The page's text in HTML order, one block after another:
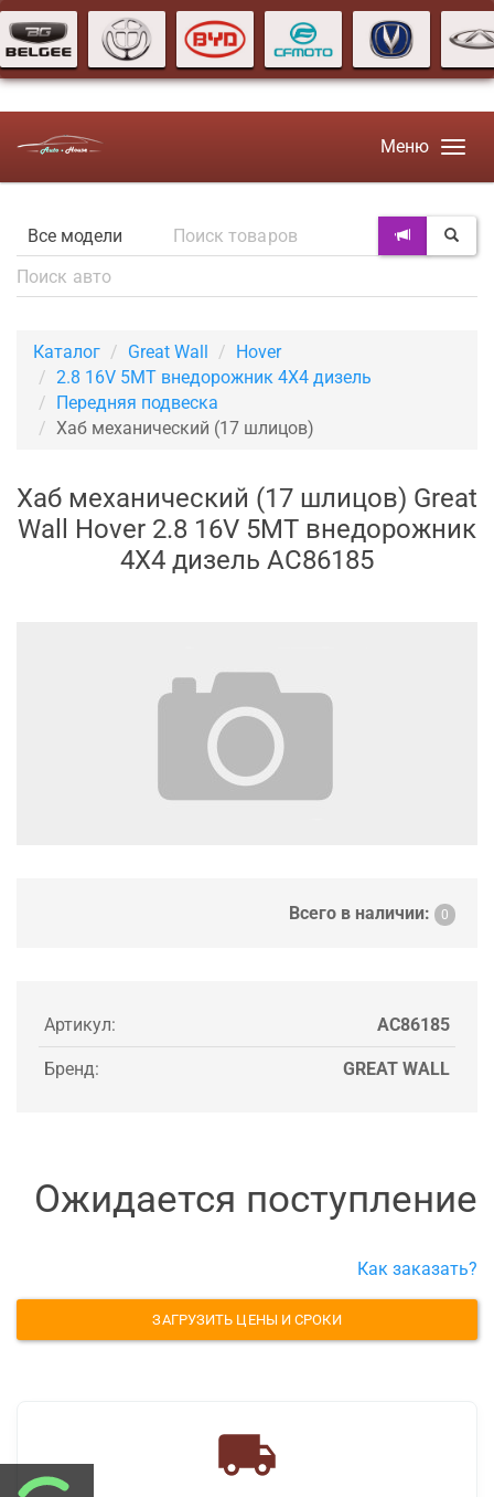
Меню
Каталог Great Wall
Hover
2.8 16V 5MT внедорожник 4X4 дизель
Передняя подвеска
Хаб механический (17 шлицов)
Хаб механический (17 шлицов) Great
Wall Hover 2.8 16V 5MT внедорожник
4X4 дизель AC86185
Всего в наличии: 0
Артикул: AC86185
Бренд: GREAT WALL
Ожидается поступление
Как заказать?
ЗАГРУЗИТЬ ЦЕНЫ И СРОКИ